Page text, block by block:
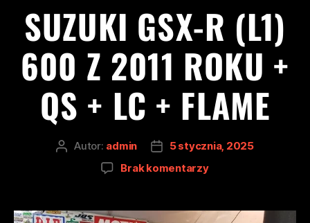
SUZUKI GSX-R (L1)
600 Z 2011 ROKU +
QS + LC + FLAME
Autor: admin
5 stycznia, 2025
Brak komentarzy